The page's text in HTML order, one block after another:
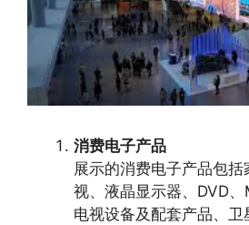
消费电子产品
展示的消费电子产品包
视、液晶显示器、DVD
电视设备及配套产品、